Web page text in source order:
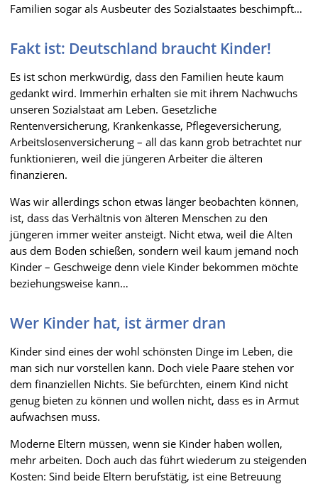
Familien sogar als Ausbeuter des Sozialstaates beschimpft…
Fakt ist: Deutschland braucht Kinder!
Es ist schon merkwürdig, dass den Familien heute kaum
gedankt wird. Immerhin erhalten sie mit ihrem Nachwuchs
unseren Sozialstaat am Leben. Gesetzliche
Rentenversicherung, Krankenkasse, Pflegeversicherung,
Arbeitslosenversicherung – all das kann grob betrachtet nur
funktionieren, weil die jüngeren Arbeiter die älteren
finanzieren.
Was wir allerdings schon etwas länger beobachten können,
ist, dass das Verhältnis von älteren Menschen zu den
jüngeren immer weiter ansteigt. Nicht etwa, weil die Alten
aus dem Boden schießen, sondern weil kaum jemand noch
Kinder – Geschweige denn viele Kinder bekommen möchte
beziehungsweise kann…
Wer Kinder hat, ist ärmer dran
Kinder sind eines der wohl schönsten Dinge im Leben, die
man sich nur vorstellen kann. Doch viele Paare stehen vor
dem finanziellen Nichts. Sie befürchten, einem Kind nicht
genug bieten zu können und wollen nicht, dass es in Armut
aufwachsen muss.
Moderne Eltern müssen, wenn sie Kinder haben wollen,
mehr arbeiten. Doch auch das führt wiederum zu steigenden
Kosten: Sind beide Eltern berufstätig, ist eine Betreuung